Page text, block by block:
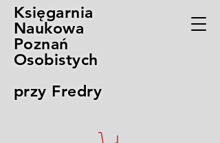
Księgarnia
Naukowa
Poznań
Osobistych
przy Fredry